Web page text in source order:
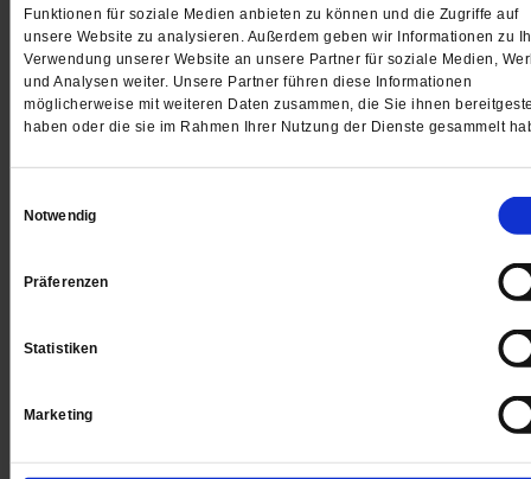
Funktionen für soziale Medien anbieten zu können und die Zugriffe auf
unsere Website zu analysieren. Außerdem geben wir Informationen zu
Verwendung unserer Website an unsere Partner für soziale Medien,
und Analysen weiter. Unsere Partner führen diese Informationen
möglicherweise mit weiteren Daten zusammen, die Sie ihnen
haben oder die sie im Rahmen Ihrer Nutzung der Dienste gesammelt
Notwendig
Präferenzen
Statistiken
Marketing
Jetzt für 5 € testen